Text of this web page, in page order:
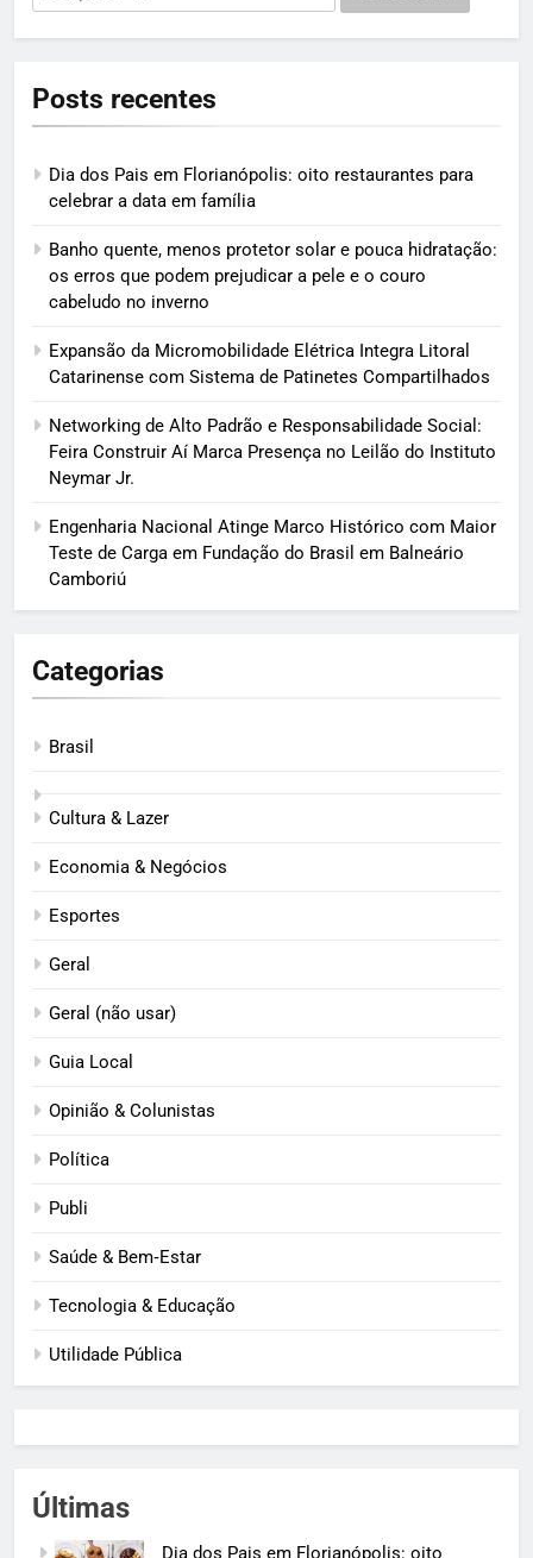
por:
Posts recentes
Dia dos Pais em Florianópolis: oito restaurantes para
celebrar a data em família
Banho quente, menos protetor solar e pouca hidratação:
os erros que podem prejudicar a pele e o couro
cabeludo no inverno
Expansão da Micromobilidade Elétrica Integra Litoral
Catarinense com Sistema de Patinetes Compartilhados
Networking de Alto Padrão e Responsabilidade Social:
Feira Construir Aí Marca Presença no Leilão do Instituto
Neymar Jr.
Engenharia Nacional Atinge Marco Histórico com Maior
Teste de Carga em Fundação do Brasil em Balneário
Camboriú
Categorias
Brasil
Cultura & Lazer
Economia & Negócios
Esportes
Geral
Geral (não usar)
Guia Local
Opinião & Colunistas
Política
Publi
Saúde & Bem‑Estar
Tecnologia & Educação
Utilidade Pública
Últimas
Dia dos Pais em Florianópolis: oito